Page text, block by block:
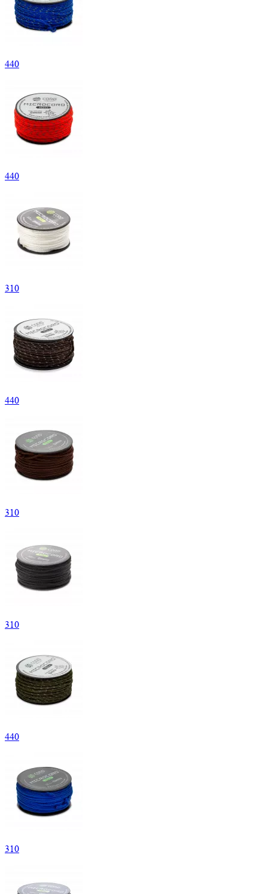
440
440
310
440
310
310
440
310